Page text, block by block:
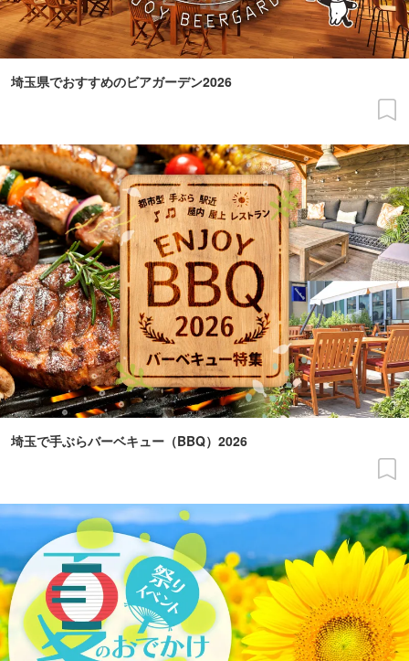
埼玉県でおすすめのビアガーデン2026
埼玉で手ぶらバーベキュー（BBQ）2026